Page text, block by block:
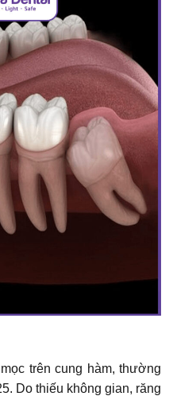
trên cung hàm, thường
Do thiếu không gian, răng